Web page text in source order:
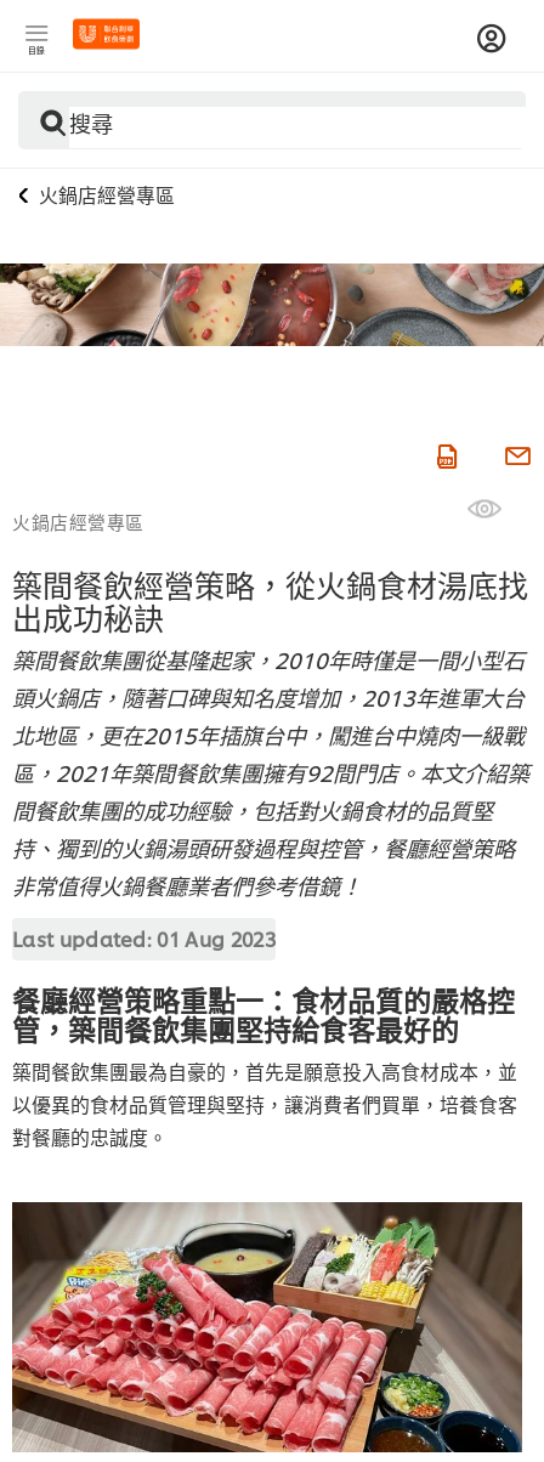
目錄
搜尋
火鍋店經營專區
火鍋店經營專區
築間餐飲經營策略，從火鍋食材湯底找
出成功秘訣
築間餐飲集團從基隆起家，2010年時僅是一間小型石
頭火鍋店，隨著口碑與知名度增加，2013年進軍大台
北地區，更在2015年插旗台中，闖進台中燒肉一級戰
區，2021年築間餐飲集團擁有92間門店。本文介紹築
間餐飲集團的成功經驗，包括對火鍋食材的品質堅
持、獨到的火鍋湯頭研發過程與控管，餐廳經營策略
非常值得火鍋餐廳業者們參考借鏡！
Last updated:01 Aug 2023
餐廳經營策略重點一：食材品質的嚴格控
管，築間餐飲集團堅持給食客最好的
築間餐飲集團最為自豪的，首先是願意投入高食材成本，並
以優異的食材品質管理與堅持，讓消費者們買單，培養食客
對餐廳的忠誠度。